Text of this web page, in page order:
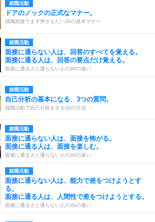
就職活動
ドアのノックの正式なマナー。
就職面接でまず押さえたい30の基本マナー
就職活動
面接に通らない人は、回答のすべてを覚える。
面接に通る人は、回答の要点だけ覚える。
面接に通る人と通らない人の30の違い
就職活動
自己分析の基本になる、3つの質問。
就職活動で自己分析をする30の方法
就職活動
面接に通らない人は、面接を怖がる。
面接に通る人は、面接を楽しむ。
面接に通る人と通らない人の30の違い
就職活動
面接に通らない人は、能力で差をつけようとす
る。
面接に通る人は、人間性で差をつけようとする。
面接に通る人と通らない人の30の違い